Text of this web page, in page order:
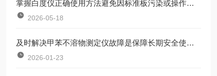
掌握白度仪正确使用方法避免因标准板污染或操作不规范引入误差
2026-05-18
及时解决甲苯不溶物测定仪故障是保障长期安全使用的关键
2026-01-23